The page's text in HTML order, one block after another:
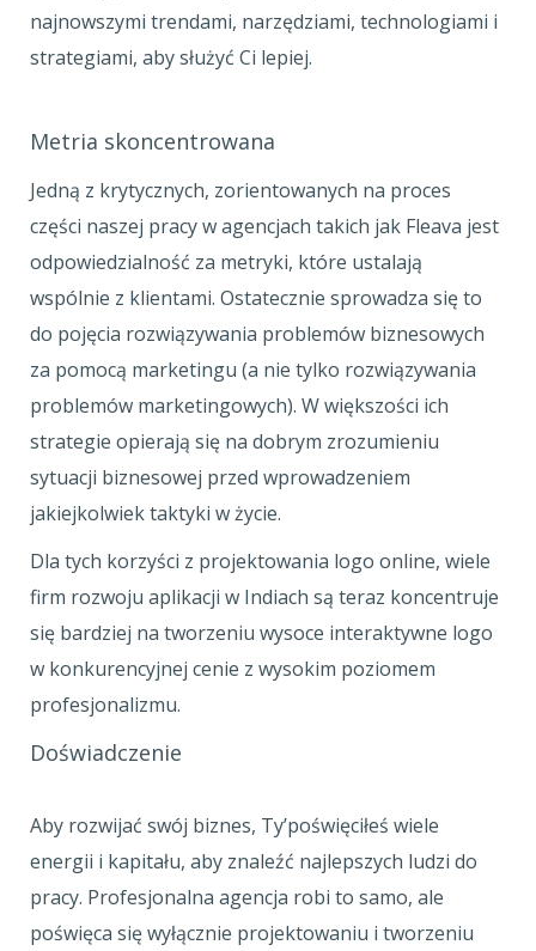
najnowszymi trendami, narzędziami, technologiami i
strategiami, aby służyć Ci lepiej.
Metria skoncentrowana
Jedną z krytycznych, zorientowanych na proces
części naszej pracy w agencjach takich jak Fleava jest
odpowiedzialność za metryki, które ustalają
wspólnie z klientami. Ostatecznie sprowadza się to
do pojęcia rozwiązywania problemów biznesowych
za pomocą marketingu (a nie tylko rozwiązywania
problemów marketingowych). W większości ich
strategie opierają się na dobrym zrozumieniu
sytuacji biznesowej przed wprowadzeniem
jakiejkolwiek taktyki w życie.
Dla tych korzyści z projektowania logo online, wiele
firm rozwoju aplikacji w Indiach są teraz koncentruje
się bardziej na tworzeniu wysoce interaktywne logo
w konkurencyjnej cenie z wysokim poziomem
profesjonalizmu.
Doświadczenie
Aby rozwijać swój biznes, Ty’poświęciłeś wiele
energii i kapitału, aby znaleźć najlepszych ludzi do
pracy. Profesjonalna agencja robi to samo, ale
poświęca się wyłącznie projektowaniu i tworzeniu